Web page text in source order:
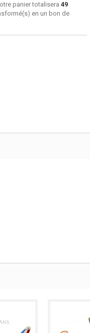
panier totalisera 49
en un bon de